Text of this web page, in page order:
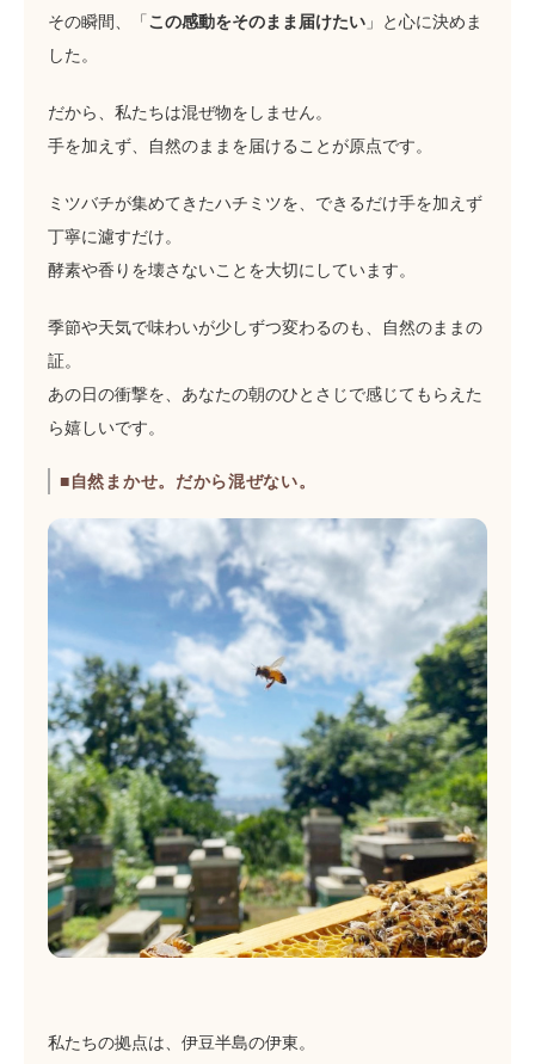
その瞬間、「この感動をそのまま届けたい 」と心に決めま
した。
だから、私たちは混ぜ物をしません。
手を加えず、自然のままを届けることが原点です。
ミツバチが集めてきたハチミツを、できるだけ手を加えず
丁寧に濾すだけ。
酵素や香りを壊さないことを大切にしています。
季節や天気で味わいが少しずつ変わるのも、自然のままの
証。
あの日の衝撃を、あなたの朝のひとさじで感じてもらえた
ら嬉しいです。
■自然まかせ。だから混ぜない。
私たちの拠点は、伊豆半島の伊東。